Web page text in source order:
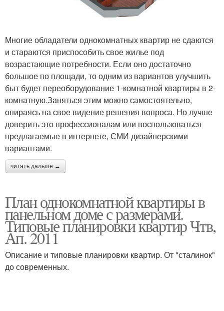
Многие обладатели однокомнатных квартир не сдаются
и стараются приспособить свое жилье под
возрастающие потребности. Если оно достаточно
большое по площади, то одним из вариантов улучшить
быт будет переоборудование 1-комнатной квартиры в 2-
комнатную.Заняться этим можно самостоятельно,
опираясь на свое видение решения вопроса. Но лучше
доверить это профессионалам или воспользоваться
предлагаемые в интернете, СМИ дизайнерскими
вариантами.
читать дальше →
План однокомнатной квартиры в
панельном доме с размерами.
Типовые планировки квартир Чтв,
Ап. 2011
Описание и типовые планировки квартир. От "сталинок"
до современных.